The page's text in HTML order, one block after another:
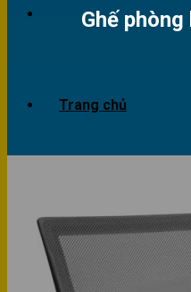
Trang chủ
Dự án
Ghế